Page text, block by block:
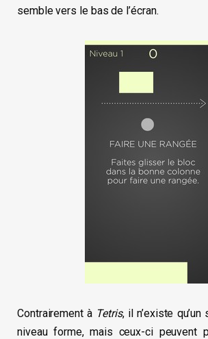
semble vers le bas de l’écran.
Contrairement à Tetris, il n’existe
niveau forme, mais ceux-ci peuvent